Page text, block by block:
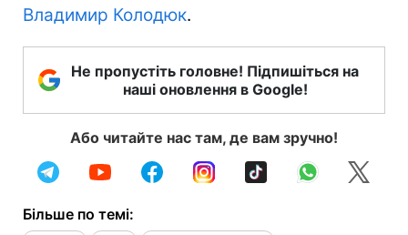
Владимир Колодюк.
Не пропустіть головне! Підпишіться на
наші оновлення в Google!
Або читайте нас там, де вам зручно!
Більше по темі: